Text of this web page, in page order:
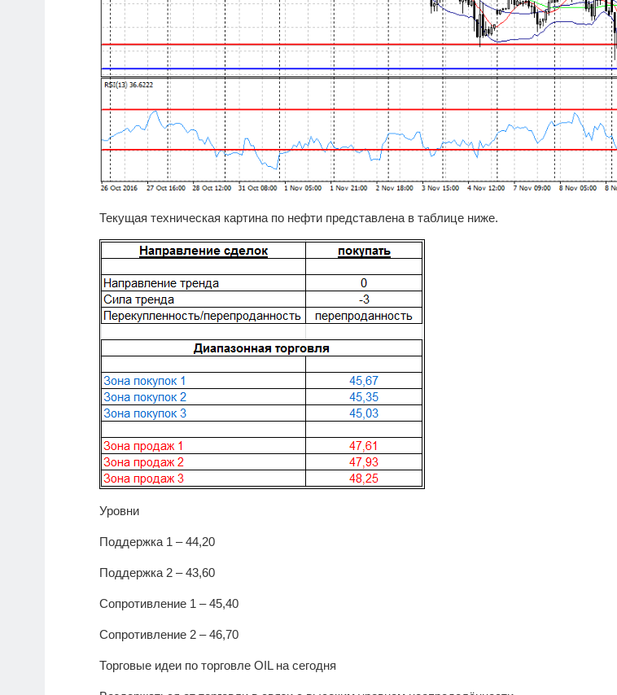
Текущая техническая картина по нефти представлена в таблице ниже.
Уровни
Поддержка 1 – 44,20
Поддержка 2 – 43,60
Сопротивление 1 – 45,40
Сопротивление 2 – 46,70
Торговые идеи по торговле OILна сегодня